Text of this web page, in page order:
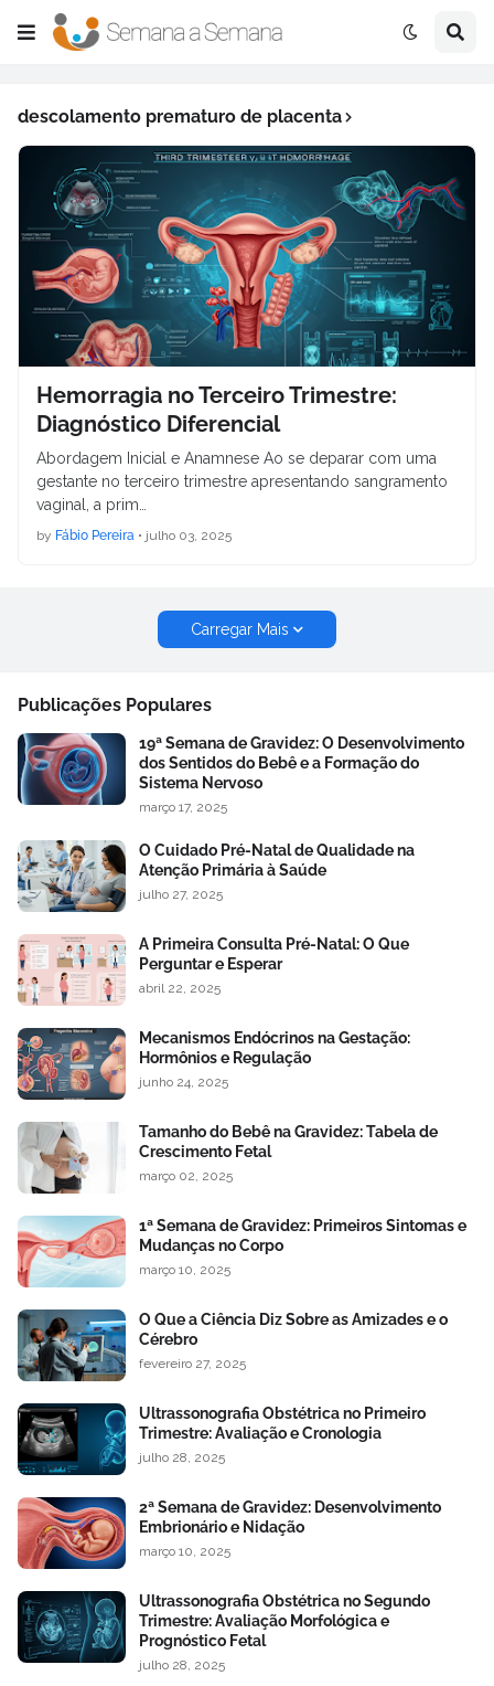
descolamento prematuro de placenta
Hemorragia no Terceiro Trimestre:
Diagnóstico Diferencial
Abordagem Inicial e Anamnese Ao se deparar com uma
gestante no terceiro trimestre apresentando sangramento
vaginal, a prim…
by Fábio Pereira • julho 03, 2025
Carregar Mais
Publicações Populares
19ª Semana de Gravidez: O Desenvolvimento
dos Sentidos do Bebê e a Formação do
Sistema Nervoso
março 17, 2025
O Cuidado Pré-Natal de Qualidade na
Atenção Primária à Saúde
julho 27, 2025
A Primeira Consulta Pré-Natal: O Que
Perguntar e Esperar
abril 22, 2025
Mecanismos Endócrinos na Gestação:
Hormônios e Regulação
junho 24, 2025
Tamanho do Bebê na Gravidez: Tabela de
Crescimento Fetal
março 02, 2025
1ª Semana de Gravidez: Primeiros Sintomas e
Mudanças no Corpo
março 10, 2025
O Que a Ciência Diz Sobre as Amizades e o
Cérebro
fevereiro 27, 2025
Ultrassonografia Obstétrica no Primeiro
Trimestre: Avaliação e Cronologia
julho 28, 2025
2ª Semana de Gravidez: Desenvolvimento
Embrionário e Nidação
março 10, 2025
Ultrassonografia Obstétrica no Segundo
Trimestre: Avaliação Morfológica e
Prognóstico Fetal
julho 28, 2025